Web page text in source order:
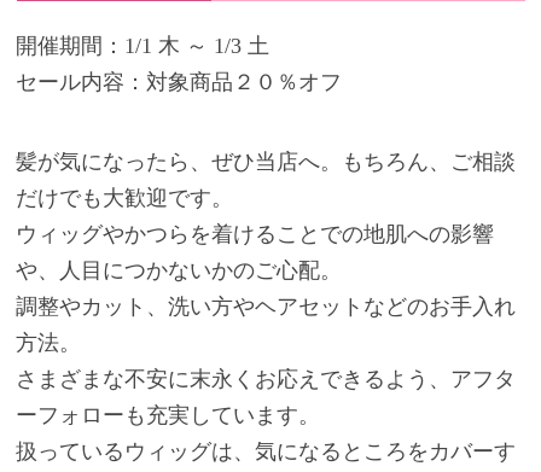
開催期間：1/1 木 ～ 1/3 土
セール内容：対象商品２０％オフ
髪が気になったら、ぜひ当店へ。もちろん、ご相談
だけでも大歓迎です。
ウィッグやかつらを着けることでの地肌への影響
や、人目につかないかのご心配。
調整やカット、洗い方やヘアセットなどのお手入れ
方法。
さまざまな不安に末永くお応えできるよう、アフタ
ーフォローも充実しています。
扱っているウィッグは、気になるところをカバーす